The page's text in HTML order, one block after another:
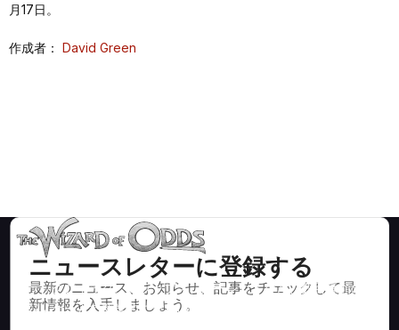
月17日。
作成者： David Green
ニュースレターに登録する
最新のニュース、お知らせ、記事をチェックして最
新情報を入手しましょう。
ブラックジャック、クラップス、ルーレットなど、数百種類の
カジノゲームで数学的に正しい戦略と情報。